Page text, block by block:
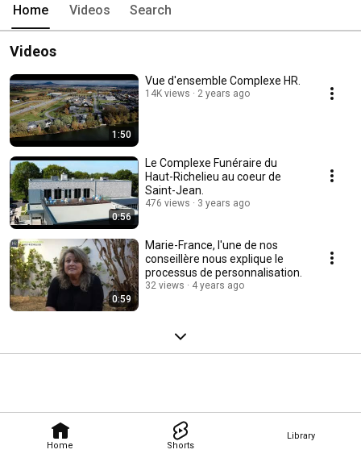
Home Shorts
Library
Home Videos Search
Videos
1:50
Vue d'ensemble Complexe HR.
14K views 2 years ago
0:56
Le Complexe Funéraire du
Haut-Richelieu au coeur de
Saint-Jean.
476 views 3 years ago
0:59
Marie-France, l'une de nos
conseillère nous explique le
processus de personnalisation.
32 views 4 years ago